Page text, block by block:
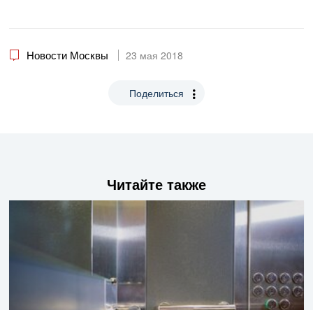
Новости Москвы 23 мая 2018
Поделиться
Читайте также